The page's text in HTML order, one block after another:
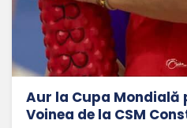
Aur la Cupa Mondială
Voinea de la CSM